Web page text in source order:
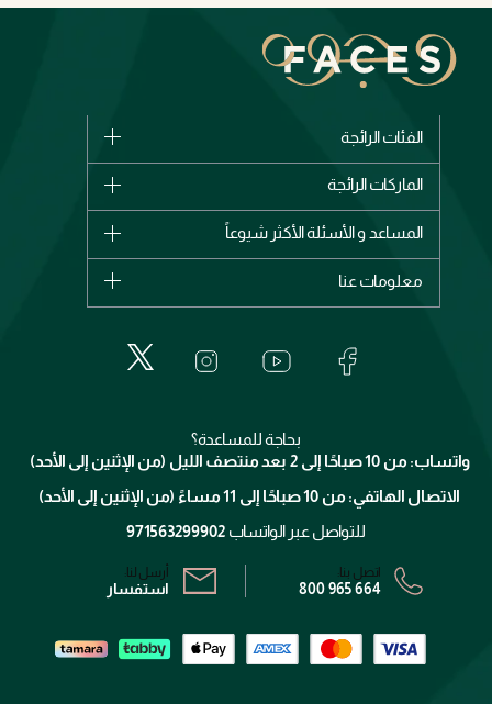
الفئات الرائجة
الأكثر مبيعاً
اشترِ بطاقة هدية
الماركات الرائجة
بربري
إيف سان لوران
المساعد و الأسئلة الأكثر شيوعاً
الإرجاع
معلومات عنا
خدمات المعارض
برنامج الولاء ميوز
الشروط و الأحكام
سياسة الخصوصية
بحاجة للمساعدة؟
واتساب: من 10 صباحًا إلى 2 بعد منتصف الليل (من الإثنين إلى الأحد)
الاتصال الهاتفي: من 10 صباحًا إلى 11 مساءً (من الإثنين إلى الأحد)
للتواصل عبر الواتساب 971563299902
اتصل بنا:
800 965 664
أرسل لنا:
استفسار